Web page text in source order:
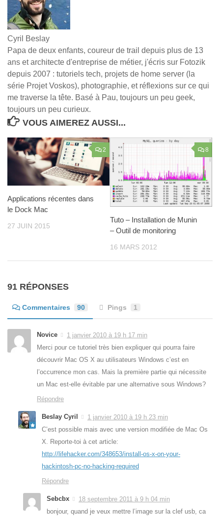
Cyril Beslay
Papa de deux enfants, coureur de trail depuis plus de 13
ans et architecte d'entreprise de métier, j'écris sur Fotozik
depuis 2007 : tutoriels tech, projets de home server (la
série Projet Voskos), photographie, et réflexions sur ce qui
me traverse la tête. Basé à Pau, toujours un peu geek,
toujours un peu curieux.
VOUS AIMEREZ AUSSI...
2
Applications récentes dans
le Dock Mac
27 JUIN 2015
8
Tuto – Installation de Munin
– Outil de monitoring
16 MARS 2012
91 RÉPONSES
Commentaires 90 Pings 1
Novice
1 janvier 2010 à 19 h 17 min
Merci pour ce tutoriel très bien expliquer qui pourra faire
découvrir Mac OS X au utilisateurs Windows c’est en
l’occurrence mon cas. Mais la première partie qui nécessite
un Mac est-elle évitable par une alternative sous Windows?
Répondre
Beslay Cyril
1 janvier 2010 à 19 h 23 min
C’est possible mais avec une version modifiée de Mac Os
X. Reporte-toi à cet article:
http://lifehacker.com/348653/install-os-x-on-your-
hackintosh-pc-no-hacking-required
Répondre
Sebcbx
18 septembre 2011 à 9 h 04 min
bonjour, quand je veux mettre l’image sur la clef usb, ca